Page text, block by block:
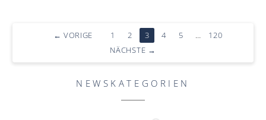
← VORIGE 1 2 3 4 5 …
120
NÄCHSTE →
NEWSKATEGORIEN